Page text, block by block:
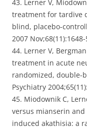
43. Lerner V,
treatment for tardive
blind, placebo-
2007 Nov;68(11):1648-
44. Lerner V,
treatment in acute
randomized, double-
Psychiatry
45. Miodownik C,
versus mianserin
induced akathisia: a